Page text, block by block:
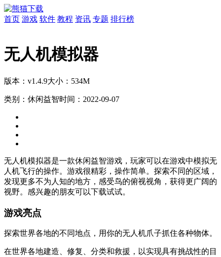
首页 游戏 软件 教程 资讯 专题 排行榜
无人机模拟器
版本：v1.4.9大小：534M
类别：休闲益智时间：2022-09-07
无人机模拟器是一款休闲益智游戏，玩家可以在游戏中模拟无
人机飞行的操作。游戏很精彩，操作简单。探索不同的区域，
发现更多不为人知的地方，感受鸟的俯视视角，获得更广阔的
视野。感兴趣的朋友可以下载试试。
游戏亮点
探索世界各地的不同地点，用你的无人机爪子抓住各种物体。
在世界各地建造、修复、分类和救援，以实现具有挑战性的目